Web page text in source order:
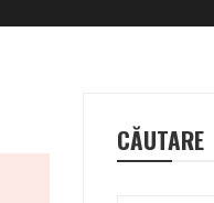
CĂUTARE